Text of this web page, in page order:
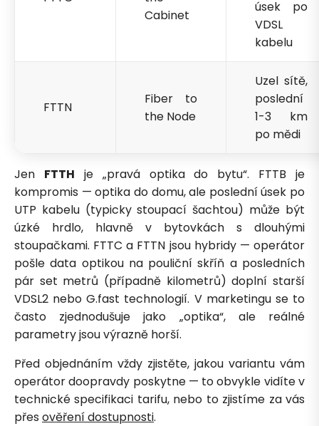
Cabinet
úsek po
VDSL
kabelu
FTTN
Fiber to
the Node
Uzel sítě,
poslední
1-3 km
po mědi
Jen FTTH je „pravá optika do bytu“. FTTB je
kompromis — optika do domu, ale poslední úsek po
UTP kabelu (typicky stoupací šachtou) může být
úzké hrdlo, hlavně v bytovkách s dlouhými
stoupačkami. FTTC a FTTN jsou hybridy — operátor
pošle data optikou na pouliční skříň a posledních
pár set metrů (případně kilometrů) doplní starší
VDSL2 nebo G.fast technologií. V marketingu se to
často zjednodušuje jako „optika“, ale reálné
parametry jsou výrazně horší.
Před objednáním vždy zjistěte, jakou variantu vám
operátor doopravdy poskytne — to obvykle vidíte v
technické specifikaci tarifu, nebo to zjistíme za vás
přes ověření dostupnosti.